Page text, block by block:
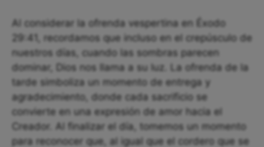
Al considerar la ofrenda vespertina en Éxodo
29:41, recordamos que incluso en el crepúsculo de
nuestros días, cuando las sombras parecen
dominar, Dios nos llama a su luz. La ofrenda de la
tarde simboliza un momento de entrega y
agradecimiento, donde cada sacrificio se
convierte en una expresión de amor hacia el
Creador. Al finalizar el día, tomemos un momento
para reconocer que, al igual que el cordero que se